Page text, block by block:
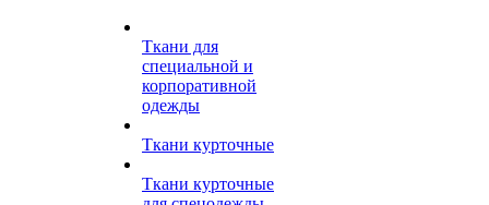
Ткани для
специальной и
корпоративной
одежды
Ткани курточные
Ткани курточные